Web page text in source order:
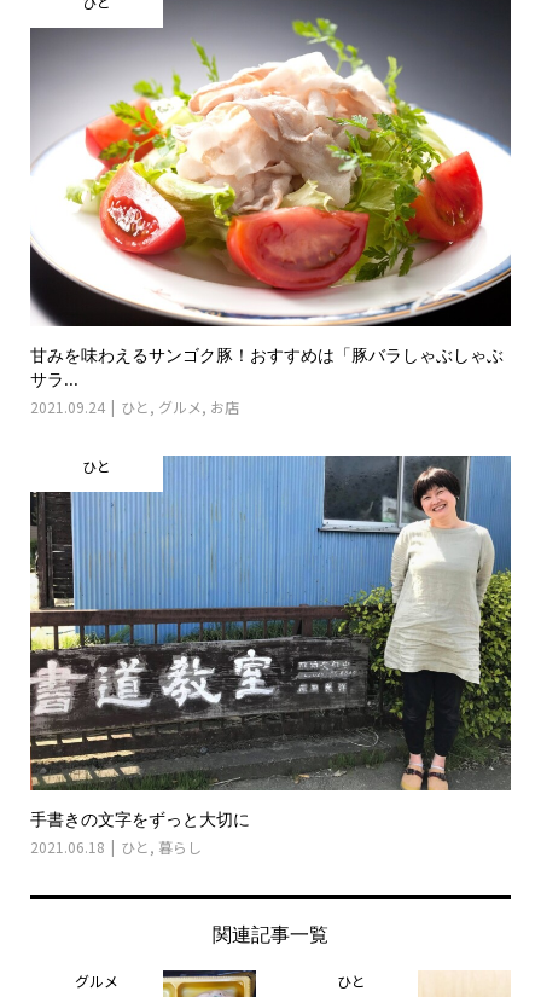
甘みを味わえるサンゴク豚！おすすめは「豚バラしゃぶしゃぶ
サラ...
2021.09.24 ひと , グルメ, お店
ひと
手書きの文字をずっと大切に
2021.06.18 ひと , 暮らし
関連記事一覧
グルメ ひと